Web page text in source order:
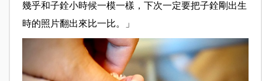
幾乎和子銓小時候一模一樣，下次一定要把子銓剛出生
時的照片翻出來比一比。」